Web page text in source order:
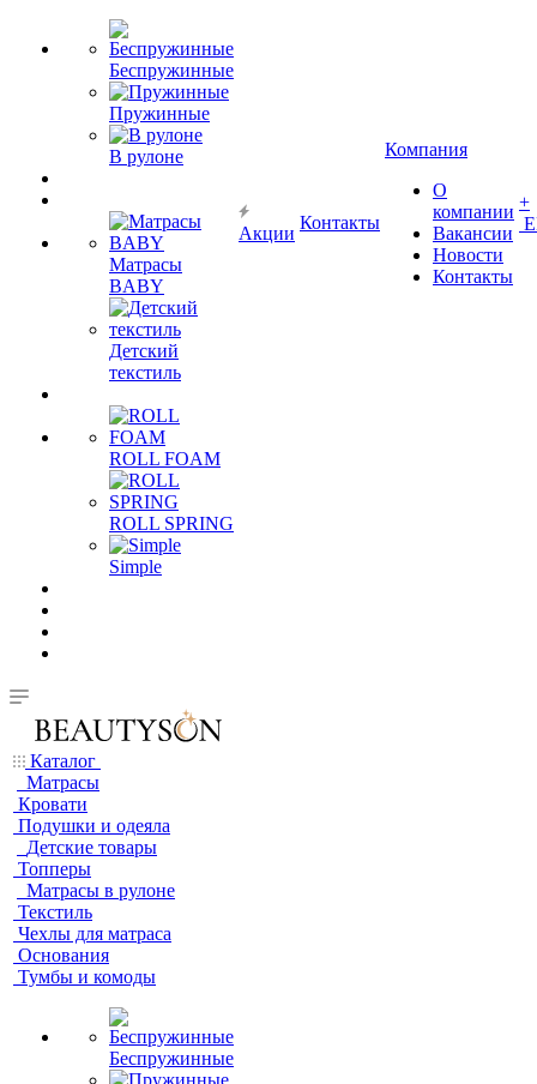
Беспружинные
Пружинные
В рулоне
Матрасы
BABY
Детский
текстиль
ROLL FOAM
ROLL SPRING
Simple
Акции
Контакты
Компания
О
компании
Вакансии
Новости
Контакты
+
Каталог
Матрасы
Кровати
Подушки и одеяла
Детские товары
Топперы
Матрасы в рулоне
Текстиль
Чехлы для матраса
Основания
Тумбы и комоды
Беспружинные